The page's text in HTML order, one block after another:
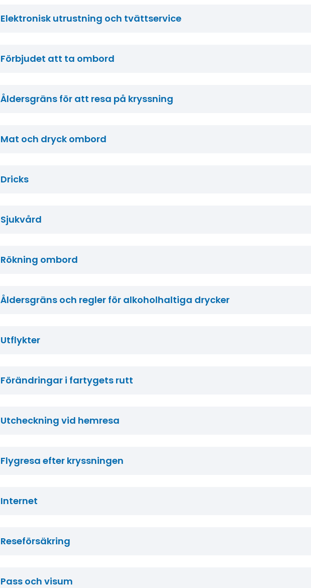
Elektronisk utrustning och tvättservice
Förbjudet att ta ombord
Åldersgräns för att resa på kryssning
Mat och dryck ombord
Dricks
Sjukvård
Rökning ombord
Åldersgräns och regler för alkoholhaltiga drycker
Utflykter
Förändringar i fartygets rutt
Utcheckning vid hemresa
Flygresa efter kryssningen
Internet
Reseförsäkring
Pass och visum